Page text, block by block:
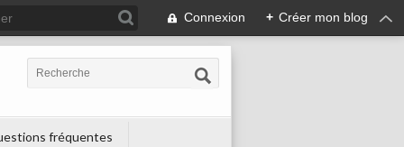
Connexion + Créer mon blog
fréquentes